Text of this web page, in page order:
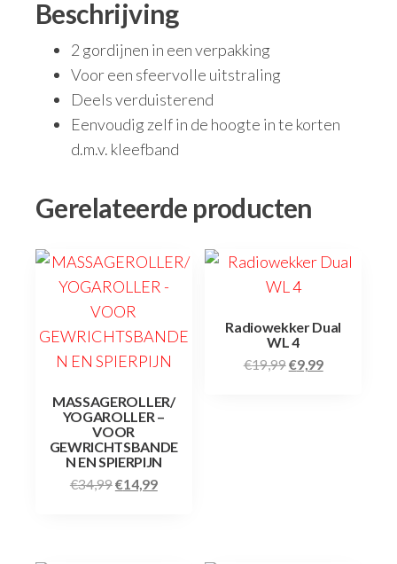
Beschrijving
2 gordijnen in een verpakking
Voor een sfeervolle uitstraling
Deels verduisterend
Eenvoudig zelf in de hoogte in te korten
d.m.v. kleefband
Gerelateerde producten
MASSAGEROLLER/
YOGAROLLER –
VOOR
GEWRICHTSBANDE
N EN SPIERPIJN
€34,99€14,99
Radiowekker Dual
WL 4
€19,99€9,99